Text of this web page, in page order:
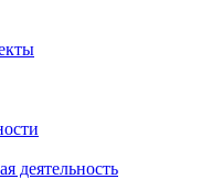
деятельность